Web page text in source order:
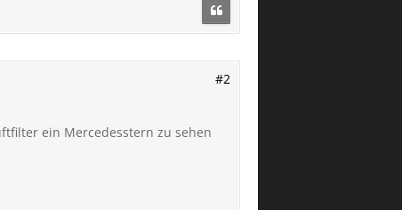
#2
ein Mercedesstern zu sehen